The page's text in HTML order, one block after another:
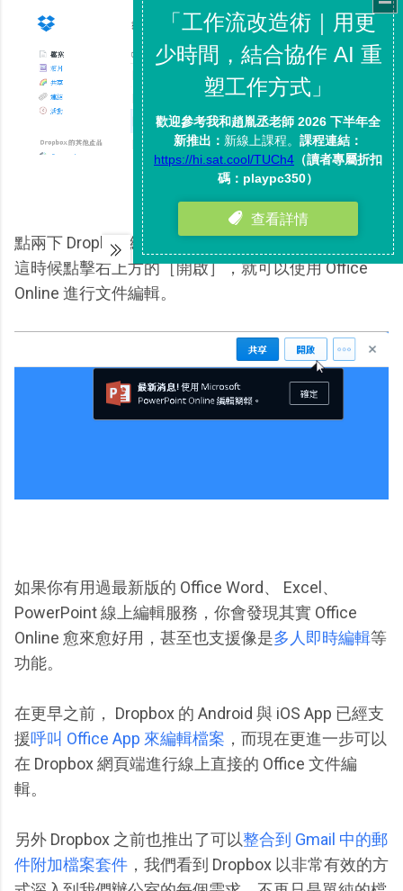
點兩下 Dropbox 網站中的檔案，會先打開預覽畫面，
這時候點擊右上方的［開啟］，就可以使用 Office
Online 進行文件編輯。
如果你有用過最新版的 Office Word、 Excel、
PowerPoint 線上編輯服務，你會發現其實 Office
Online 愈來愈好用，甚至也支援像是多人即時編輯等
功能。
在更早之前， Dropbox 的 Android 與 iOS App 已經支
援呼叫 Office App 來編輯檔案 ，而現在更進一步可以
在 Dropbox 網頁端進行線上直接的 Office 文件編
輯。
另外 Dropbox 之前也推出了可以整合到 Gmail 中的郵
件附加檔案套件 ，我們看到 Dropbox 以非常有效的方